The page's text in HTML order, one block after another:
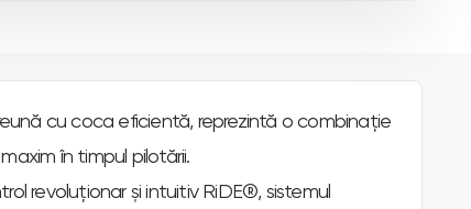
cu coca eficientă, reprezintă o combinație
în timpul pilotării.
revoluționar și intuitiv RiDE®, sistemul